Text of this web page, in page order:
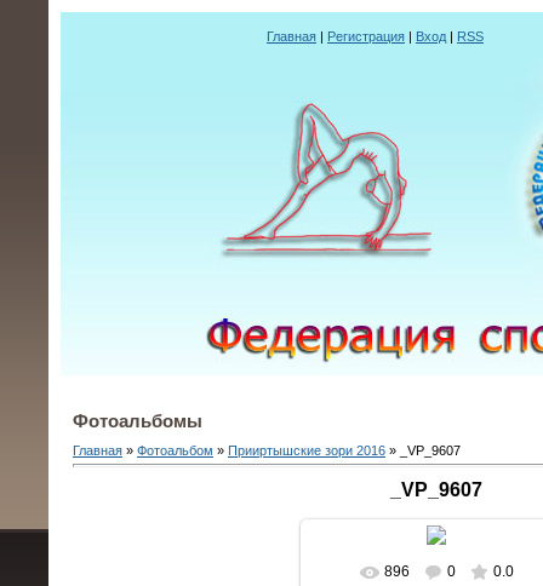
Главная | Регистрация | Вход | RSS
Фотоальбомы
Главная » Фотоальбом » Прииртышские зори 2016 » _VP_9607
_VP_9607
В реальном размере
896 0 0.0